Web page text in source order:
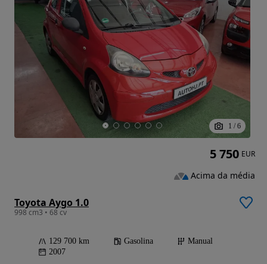
1 / 6
Toyota Aygo 1.0
998 cm3 • 68 cv
129 700 km Gasolina
Manual
2007
5 750 EUR
Acima da média